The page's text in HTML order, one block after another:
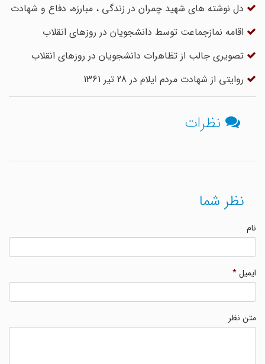
دل نوشته های شهید چمران در زندگی ، مبارزه، دفاع و شهادت
اقامه نمازجماعت توسط دانشجویان در روزهای انقلاب
تصویری جالب از تظاهرات دانشجویان در روزهای انقلاب
روایتی از شهادت مردم ایلام در 28 تیر 1361
نظرات
نظر شما
ایمیل*
متن نظر